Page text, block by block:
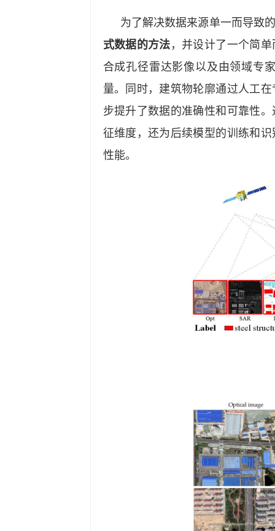
为了解决数据来源单一而导致
式数据的方法 ，并设计了一个简
合成孔径雷达影像以及由领域专
量。同时，建筑物轮廓通过人工
步提升了数据的准确性和可靠性
征维度，还为后续模型的训练和
性能。